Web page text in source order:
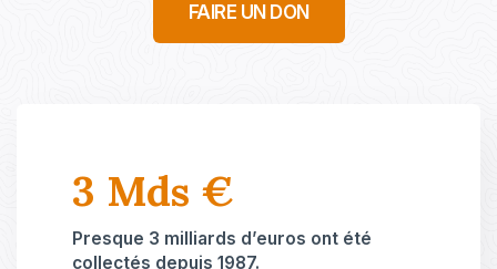
FAIRE UN DON
3 Mds €
Presque 3 milliards d’euros ont été
collectés depuis 1987.